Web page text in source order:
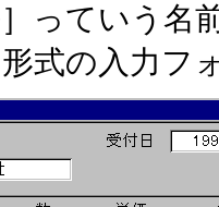
っていう名
式の入力フ